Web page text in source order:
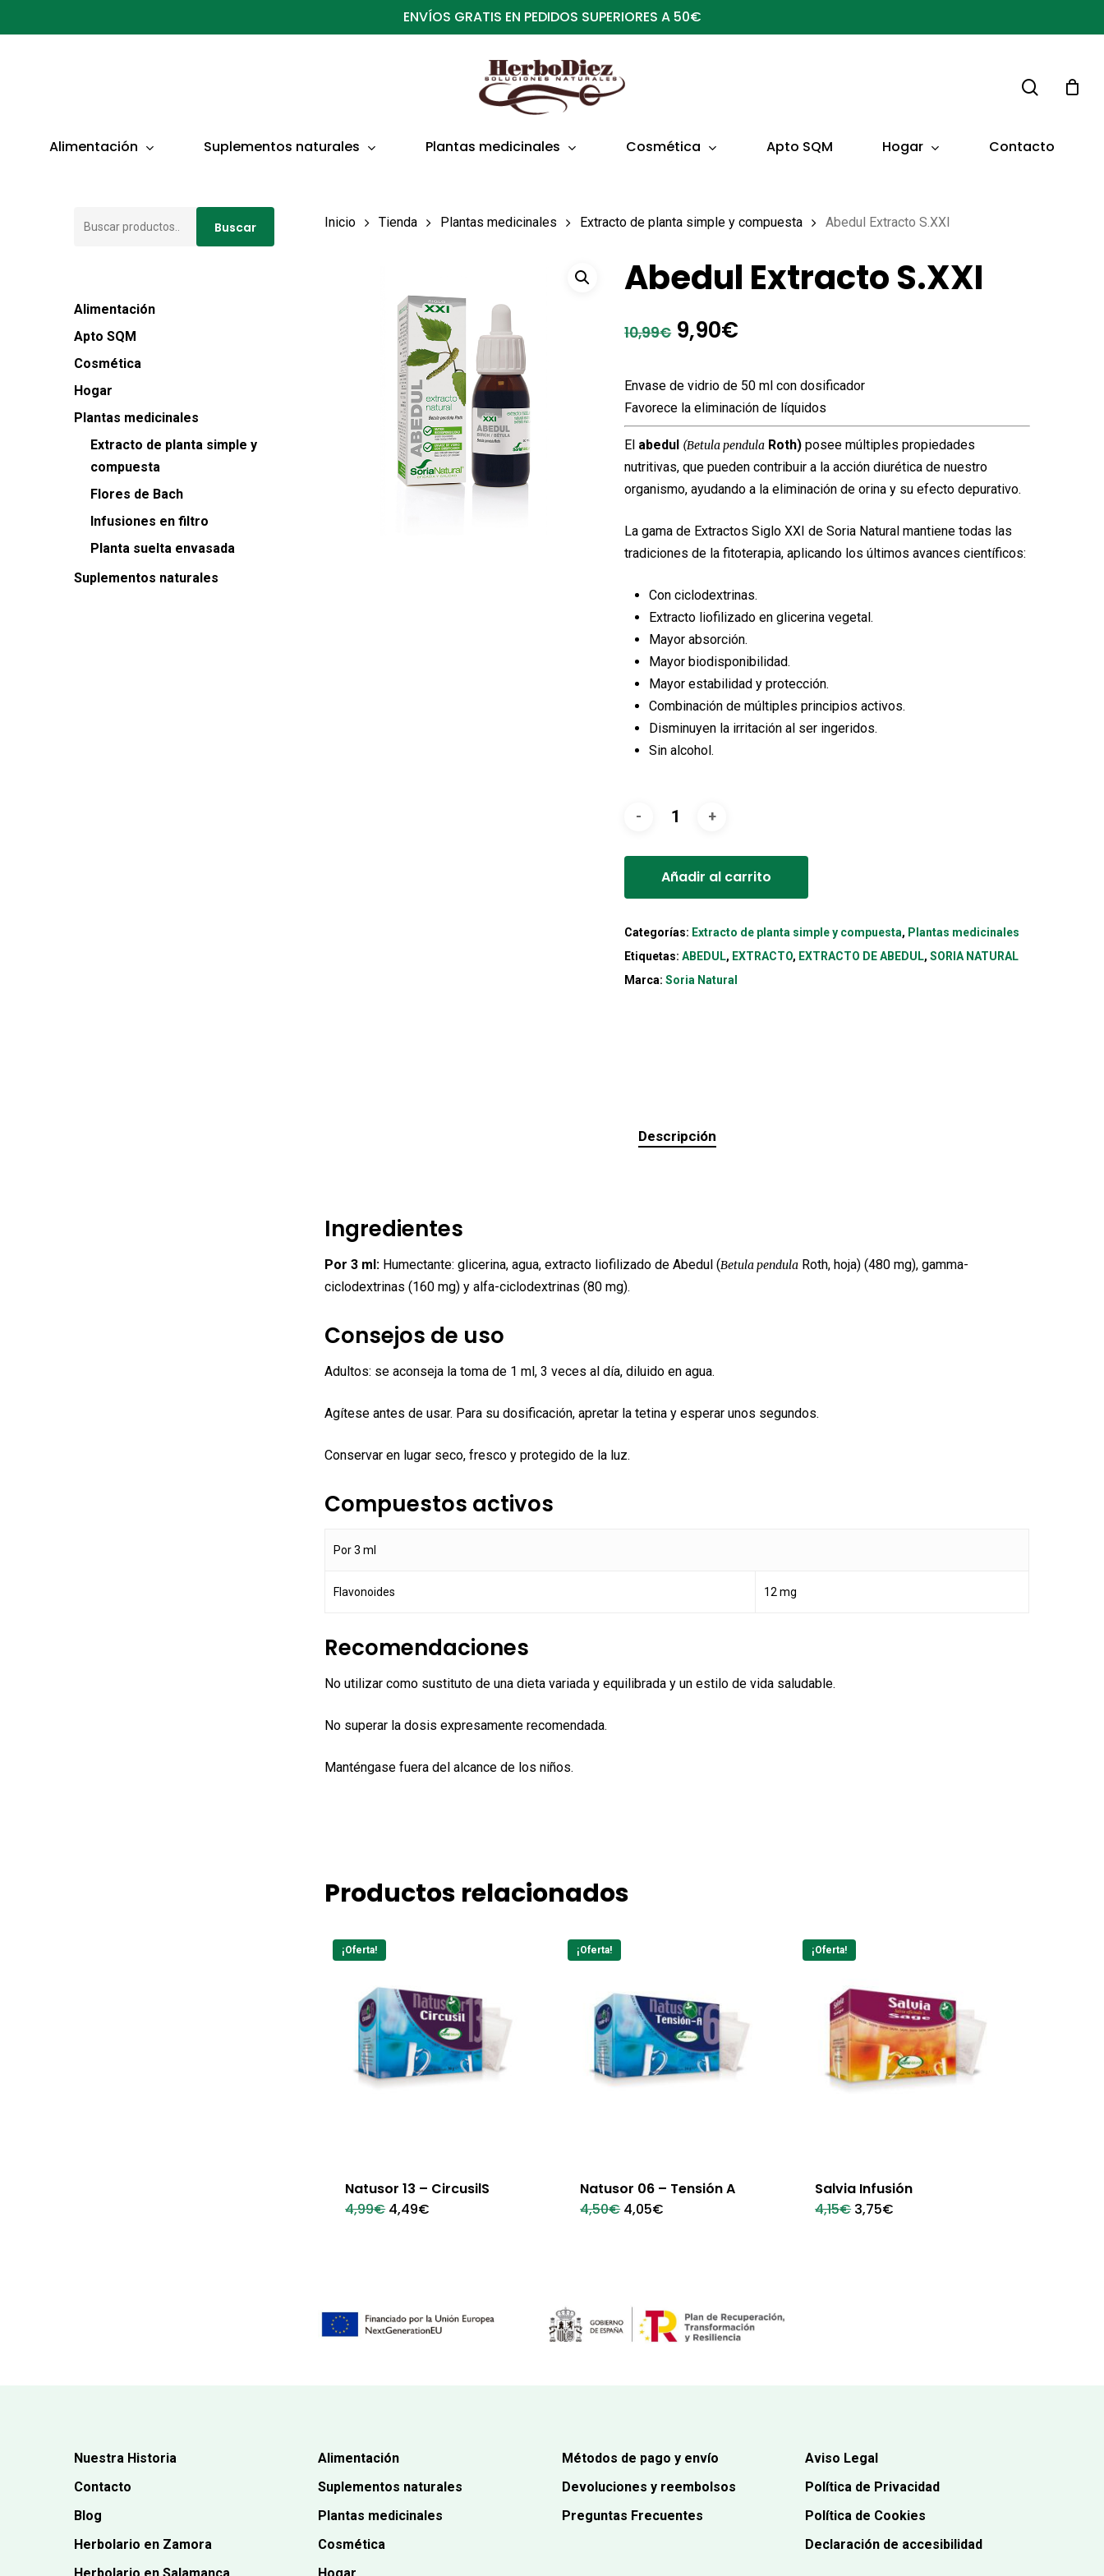
al
ENVÍOS GRATIS EN PEDIDOS SUPERIORES A 50€
Presionar ENTER para buscar o ESC para cerrar
Alimentación Suplementos naturales Plantas medicinales Cosmética Apto SQM Hogar Contacto
Buscar
Alimentación
Apto SQM
Cosmética
Hogar
Plantas medicinales
Extracto de planta simple y
compuesta
Flores de Bach
Infusiones en filtro
Planta suelta envasada
Suplementos naturales
Inicio Tienda Plantas medicinales Extracto de planta simple y compuesta Abedul Extracto S.XXI
Abedul Extracto S.XXI
10,99€ El
original
era:
10,99€.
9,90€
actual
es:
9,90€.
Envase de vidrio de 50 ml con dosificador
Favorece la eliminación de líquidos
El abedul (Betula pendula Roth)posee múltiples propiedades
nutritivas, que pueden contribuir a la acción diurética de nuestro
organismo, ayudando a la eliminación de orina y su efecto depurativo.
La gama de Extractos Siglo XXI de Soria Natural mantiene todas las
tradiciones de la fitoterapia, aplicando los últimos avances científicos:
Con ciclodextrinas.
Extracto liofilizado en glicerina vegetal.
Mayor absorción.
Mayor biodisponibilidad.
Mayor estabilidad y protección.
Combinación de múltiples principios activos.
Disminuyen la irritación al ser ingeridos.
Sin alcohol.
Añadir al carrito
Categorías: Extracto de planta simple y compuesta, Plantas medicinales
Etiquetas:ABEDUL, EXTRACTO, EXTRACTO DE ABEDUL,SORIA NATURAL
Marca:Soria Natural
Descripción
Ingredientes
Por 3 ml: Humectante: glicerina, agua, extracto liofilizado de Abedul (Betula pendula Roth, hoja) (480 mg), gamma-
ciclodextrinas (160 mg) y alfa-ciclodextrinas (80 mg).
Consejos de uso
Adultos: se aconseja la toma de 1 ml, 3 veces al día, diluido en agua.
Agítese antes de usar. Para su dosificación, apretar la tetina y esperar unos segundos.
Conservar en lugar seco, fresco y protegido de la luz.
Compuestos activos
Por 3 ml
Flavonoides 12 mg
Recomendaciones
No utilizar como sustituto de una dieta variada y equilibrada y un estilo de vida saludable.
No superar la dosis expresamente recomendada.
Manténgase fuera del alcance de los niños.
Productos relacionados
¡Oferta!
Natusor 13 – CircusilS
4,99€ El
precio
4,49€
¡Oferta!
Natusor 06 – Tensión A
4,50€ El
precio
4,05€
¡Oferta!
Salvia Infusión
4,15€ El
precio
3,75€
Nuestra Historia
Contacto
Blog
Herbolario en Zamora
Alimentación
Suplementos naturales
Plantas medicinales
Cosmética
Métodos de pago y envío
Devoluciones y reembolsos
Preguntas Frecuentes
Aviso Legal
Política de Privacidad
Política de Cookies
Declaración de accesibilidad